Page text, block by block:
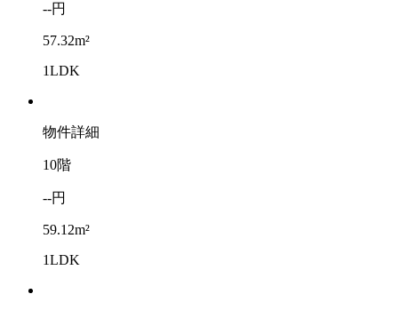
--円
57.32m²
1LDK
物件詳細
10階
--円
59.12m²
1LDK